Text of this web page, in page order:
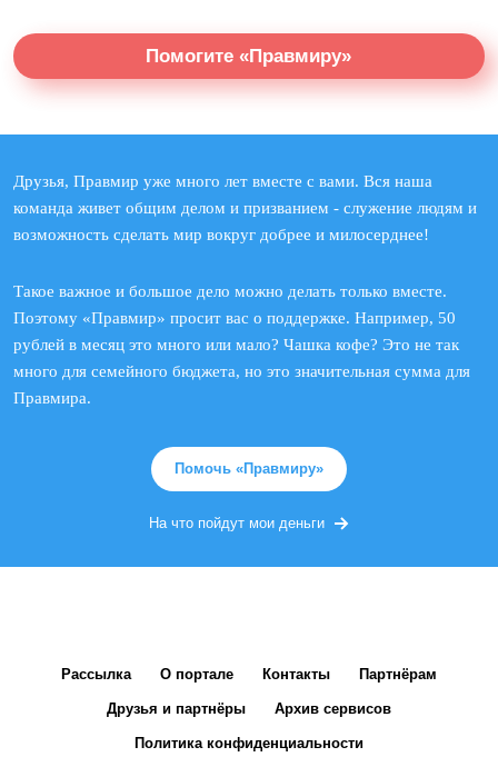
Помогите «Правмиру»
Друзья, Правмир уже много лет вместе с вами. Вся наша
команда живет общим делом и призванием - служение людям и
возможность сделать мир вокруг добрее и милосерднее!
Такое важное и большое дело можно делать только вместе.
Поэтому «Правмир» просит вас о поддержке. Например, 50
рублей в месяц это много или мало? Чашка кофе? Это не так
много для семейного бюджета, но это значительная сумма для
Правмира.
Помочь «Правмиру»
На что пойдут мои деньги
Рассылка О портале Контакты Партнёрам
Друзья и партнёры Архив сервисов
Политика конфиденциальности